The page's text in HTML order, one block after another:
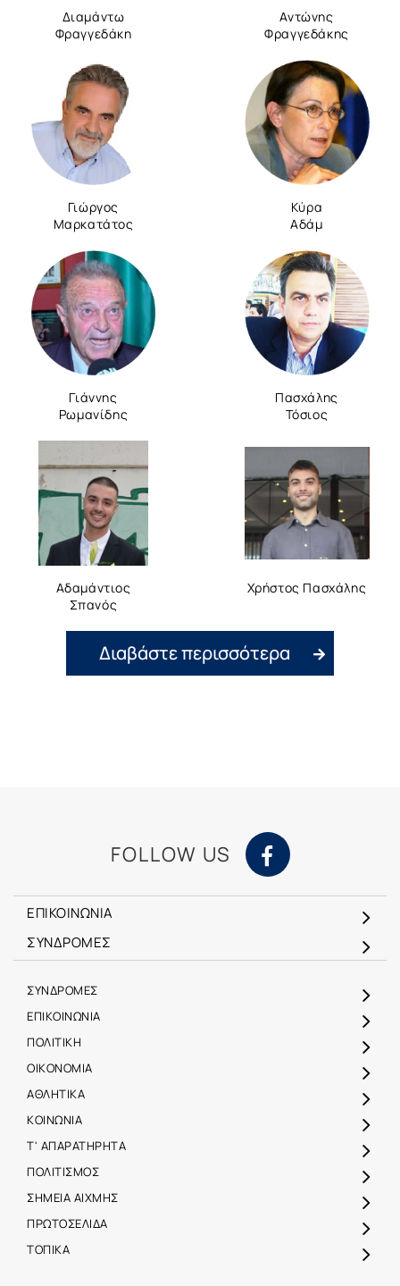
Διαμάντω
Φραγγεδάκη
Αντώνης
Φραγγεδάκης
Γιώργος
Μαρκατάτος
Κύρα
Αδάμ
Γιάννης
Ρωμανίδης
Πασχάλης
Τόσιος
Αδαμάντιος
Σπανός
Χρήστος Πασχάλης
Διαβάστε περισσότερα
FOLLOW US
ΕΠΙΚΟΙΝΩΝΙΑ
ΣΥΝΔΡΟΜΕΣ
ΣΥΝΔΡΟΜΕΣ
ΕΠΙΚΟΙΝΩΝΙΑ
ΠΟΛΙΤΙΚΗ
ΟΙΚΟΝΟΜΙΑ
ΑΘΛΗΤΙΚΑ
ΚΟΙΝΩΝΙΑ
Τ' ΑΠΑΡΑΤΗΡΗΤΑ
ΠΟΛΙΤΙΣΜΟΣ
ΣΗΜΕΙΑ ΑΙΧΜΗΣ
ΠΡΩΤΟΣΕΛΙΔΑ
ΤΟΠΙΚΑ